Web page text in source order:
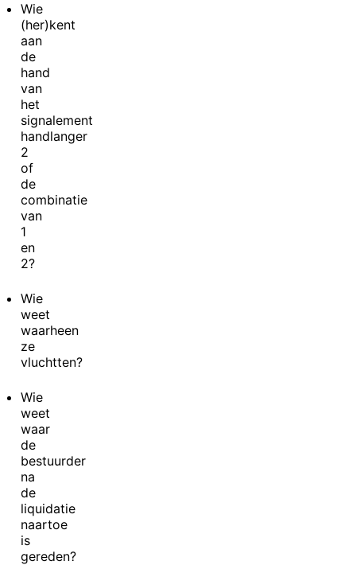
Wie
(her)kent
aan
de
hand
van
het
signalement
handlanger
2
of
de
combinatie
van
1
en
2?
Wie
weet
waarheen
ze
vluchtten?
Wie
weet
waar
de
bestuurder
na
de
liquidatie
naartoe
is
gereden?